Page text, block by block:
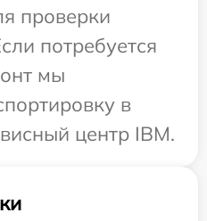
проверки
потребуется
мы
в
центр IBM.